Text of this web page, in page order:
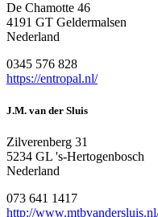
De Chamotte 46
4191 GT Geldermalsen
Nederland
0345 576 828
https://entropal.nl/
J.M. van der Sluis
Zilverenberg 31
5234 GL 's-Hertogenbosch
Nederland
073 641 1417
http://